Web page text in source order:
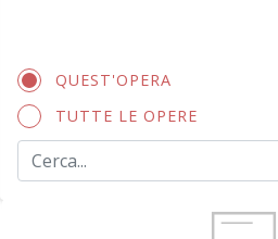
QUEST'OPERA
TUTTE LE OPERE